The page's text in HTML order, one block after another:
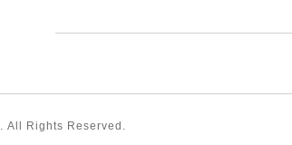
. All Rights Reserved.